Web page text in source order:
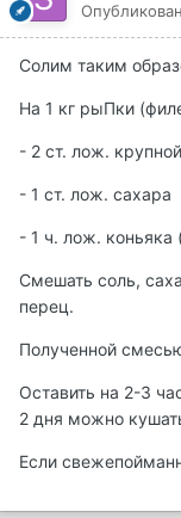
Солим таким
На 1 кг рыПки
- 2 ст. лож.
- 1 ст. лож. сахара
- 1 ч. лож. коньяка
Смешать соль,
перец.
Полученной
Оставить на 2-3
2 дня можно
Если